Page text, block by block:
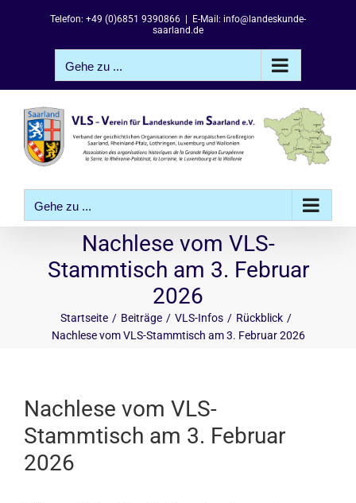
Telefon: +49 (0)6851 9390866
E-Mail: info@landeskunde-
saarland.de
Gehe zu ...
Gehe zu ...
Nachlese vom VLS-
Stammtisch am 3. Februar
2026
Startseite Beiträge VLS-Infos
Rückblick
Nachlese vom VLS-Stammtisch am 3. Februar 2026
Nachlese vom VLS-
Stammtisch am 3. Februar
2026